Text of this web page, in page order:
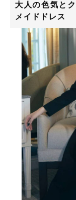
大人の色気と
メイドドレス